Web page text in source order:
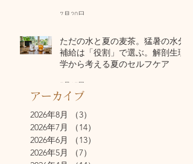
7月20日
ただの水と夏の麦茶。猛暑の水分
補給は「役割」で選ぶ。解剖生理
学から考える夏のセルフケア
7月17日
アーカイブ
2026年8月
（3）
2026年7月
（14）
2026年6月
（13）
2026年5月
（7）